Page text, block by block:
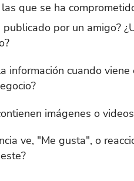
que se ha
por un amigo?
información cuando viene
imágenes o
ve, "Me gusta", o